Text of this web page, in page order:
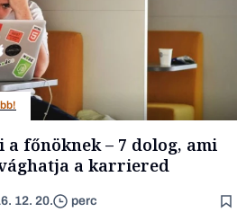
a főnöknek – 7 dolog, ami
a karriered
12. 20. perc